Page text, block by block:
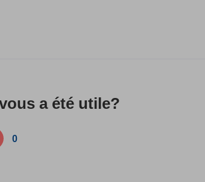
a été utile?
0